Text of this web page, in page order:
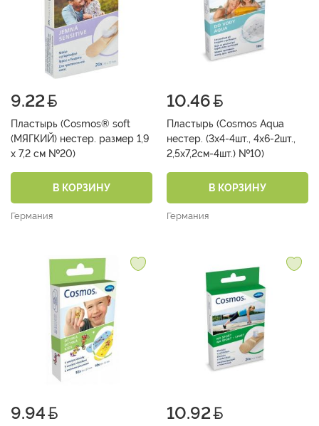
9.22
Пластырь (Cosmos® soft
(МЯГКИЙ) нестер. размер 1,9
х 7,2 см №20)
В КОРЗИНУ
Германия
10.46
Пластырь (Cosmos Aqua
нестер. (3х4-4шт., 4х6-2шт.,
2,5х7,2см-4шт.) №10)
В КОРЗИНУ
Германия
9.94 10.92